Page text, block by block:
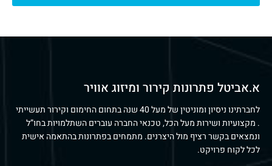
א.אביטל פתרונות קירור ומיזוג אוויר
לחברתינו ניסיון ומוניטין של מעל 40 שנה בתחום החימום וקירור תעשייתי
. מקצועיות ושירות מעל הכל, טכנאי החברה עוברים השתלמויות בחו”ל
ונמצאים בקשר רציף מול היצרנים. מתמחים בפתרונות בהתאמה אישית
לכל לקוח פרויקט.